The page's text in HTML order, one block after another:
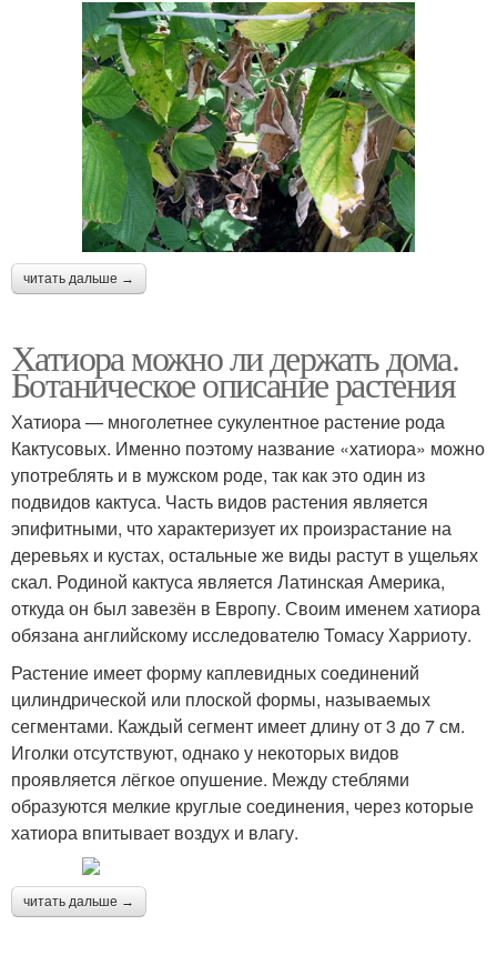
читать дальше →
Хатиора можно ли держать дома.
Ботаническое описание растения
Хатиора — многолетнее сукулентное растение рода
Кактусовых. Именно поэтому название «хатиора» можно
употреблять и в мужском роде, так как это один из
подвидов кактуса. Часть видов растения является
эпифитными, что характеризует их произрастание на
деревьях и кустах, остальные же виды растут в ущельях
скал. Родиной кактуса является Латинская Америка,
откуда он был завезён в Европу. Своим именем хатиора
обязана английскому исследователю Томасу Харриоту.
Растение имеет форму каплевидных соединений
цилиндрической или плоской формы, называемых
сегментами. Каждый сегмент имеет длину от 3 до 7 см.
Иголки отсутствуют, однако у некоторых видов
проявляется лёгкое опушение. Между стеблями
образуются мелкие круглые соединения, через которые
хатиора впитывает воздух и влагу.
читать дальше →